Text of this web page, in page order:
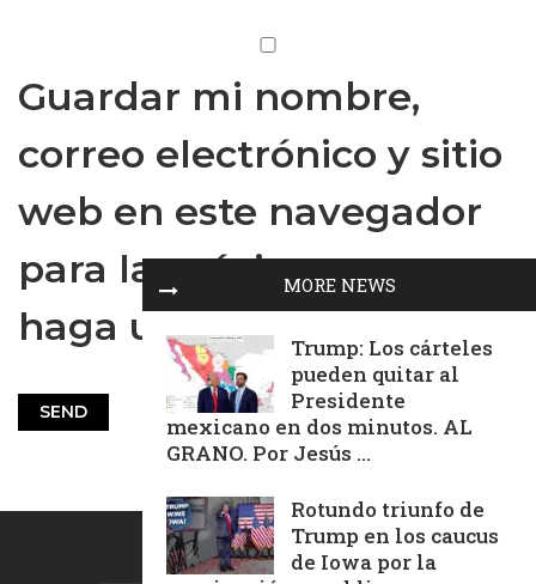
Guardar mi nombre,
correo electrónico y sitio
web en este navegador
para la próxima vez que
haga un comentario.
MORE NEWS
Trump: Los cárteles
pueden quitar al
Presidente
mexicano en dos minutos. AL
GRANO. Por Jesús ...
Rotundo triunfo de
Trump en los caucus
de Iowa por la